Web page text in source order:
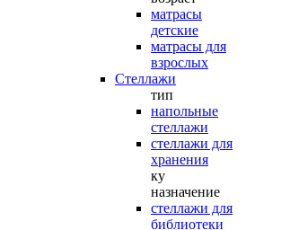
матрасы
детские
матрасы для
взрослых
Стеллажи
тип
напольные
стеллажи
стеллажи для
хранения
ку
назначение
стеллажи для
библиотеки